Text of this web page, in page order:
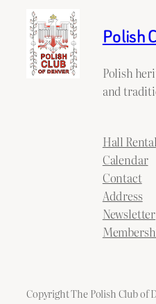
Polish
Polish
and
Hall Rental
Calendar
Contact
Address
Newsletter
Copyright The Polish Club of